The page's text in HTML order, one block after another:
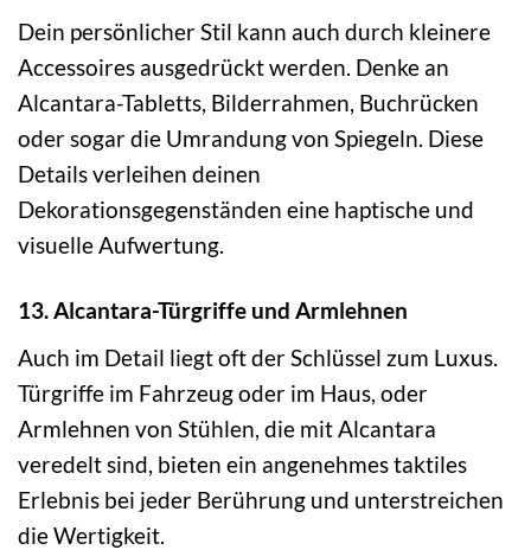
Dein persönlicher Stil kann auch durch kleinere
Accessoires ausgedrückt werden. Denke an
Alcantara-Tabletts, Bilderrahmen, Buchrücken
oder sogar die Umrandung von Spiegeln. Diese
Details verleihen deinen
Dekorationsgegenständen eine haptische und
visuelle Aufwertung.
13. Alcantara-Türgriffe und Armlehnen
Auch im Detail liegt oft der Schlüssel zum Luxus.
Türgriffe im Fahrzeug oder im Haus, oder
Armlehnen von Stühlen, die mit Alcantara
veredelt sind, bieten ein angenehmes taktiles
Erlebnis bei jeder Berührung und unterstreichen
die Wertigkeit.